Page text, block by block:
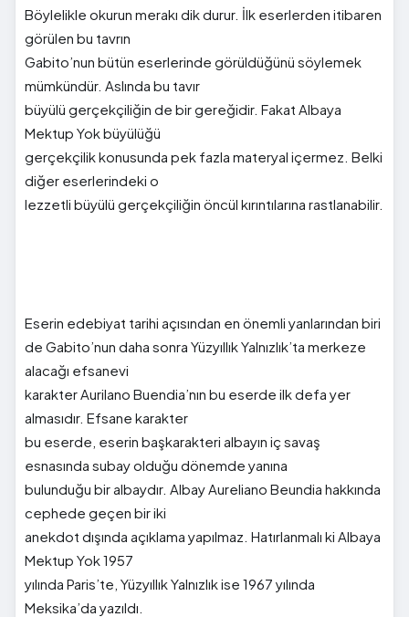
Böylelikle okurun merakı dik durur. İlk eserlerden itibaren
görülen bu tavrın
Gabito’nun bütün eserlerinde görüldüğünü söylemek
mümkündür. Aslında bu tavır
büyülü gerçekçiliğin de bir gereğidir. Fakat Albaya
Mektup Yok büyülüğü
gerçekçilik konusunda pek fazla materyal içermez. Belki
diğer eserlerindeki o
lezzetli büyülü gerçekçiliğin öncül kırıntılarına rastlanabilir.
Eserin edebiyat tarihi açısından en önemli yanlarından biri
de Gabito’nun daha sonra Yüzyıllık Yalnızlık’ta merkeze
alacağı efsanevi
karakter Aurilano Buendia’nın bu eserde ilk defa yer
almasıdır. Efsane karakter
bu eserde, eserin başkarakteri albayın iç savaş
esnasında subay olduğu dönemde yanına
bulunduğu bir albaydır. Albay Aureliano Beundia hakkında
cephede geçen bir iki
anekdot dışında açıklama yapılmaz. Hatırlanmalı ki Albaya
Mektup Yok 1957
yılında Paris’te, Yüzyıllık Yalnızlık ise 1967 yılında
Meksika’da yazıldı.